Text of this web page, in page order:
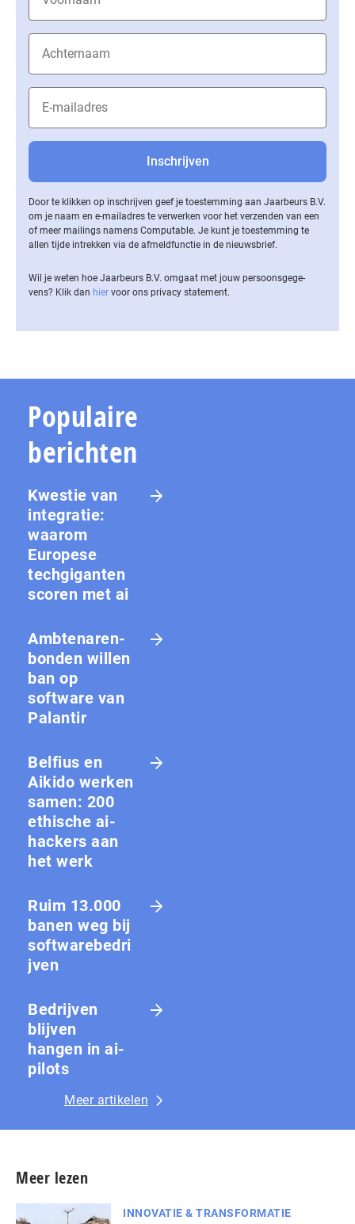
Door te klikken op inschrijven geef je toestemming aan Jaarbeurs B.V.
om je naam en e-mailadres te verwerken voor het verzenden van een
of meer mailings namens Computable. Je kunt je toestemming te
allen tijde intrekken via de af­meld­func­tie in de nieuwsbrief.
Wil je weten hoe Jaarbeurs B.V. omgaat met jouw per­soons­ge­ge­
vens? Klik dan hier voor ons privacy statement.
Populaire
berichten
Kwestie van
integratie:
waarom
Europese
techgiganten
scoren met ai
Amb­te­na­ren­
bon­den willen
ban op
software van
Palantir
Belfius en
Aikido werken
samen: 200
ethische ai-
hackers aan
het werk
Ruim 13.000
banen weg bij
softwarebedri
jven
Bedrijven
blijven
hangen in ai-
pilots
Meer artikelen
Meer lezen
INNOVATIE & TRANSFORMATIE